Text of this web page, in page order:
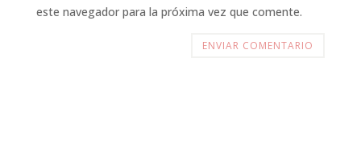
este navegador para la próxima vez que comente.